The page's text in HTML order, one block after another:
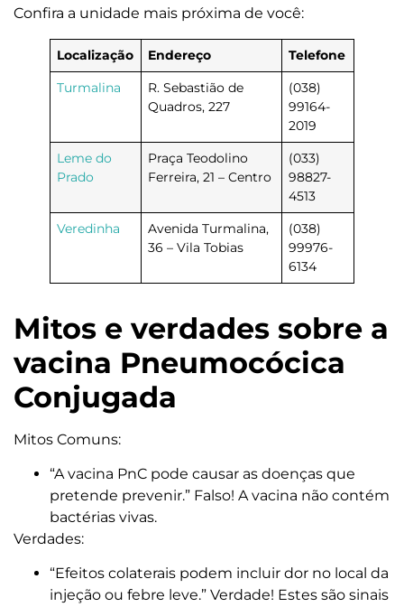
Confira a unidade mais próxima de você:
Localização Endereço
Telefone
Turmalina
R. Sebastião de
Quadros, 227
(038)
99164-
2019
Leme do
Prado
Praça Teodolino
Ferreira, 21 – Centro
(033)
98827-
4513
Veredinha
Avenida Turmalina,
36 – Vila Tobias
(038)
99976-
6134
Mitos e verdades sobre a
vacina Pneumocócica
Conjugada
Mitos Comuns:
“A vacina PnC pode causar as doenças que
pretende prevenir.” Falso! A vacina não contém
bactérias vivas.
Verdades:
“Efeitos colaterais podem incluir dor no local da
injeção ou febre leve.” Verdade! Estes são sinais